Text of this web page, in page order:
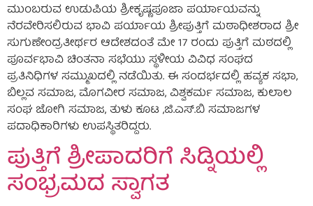
ಮುಂಬರುವ ಉಡುಪಿಯ ಶ್ರೀಕೃಷ್ಣಪೂಜಾ ಪರ್ಯಾಯವನ್ನು
ನೆರವೇರಿಸಲಿರುವ ಭಾವಿ ಪರ್ಯಾಯ ಶ್ರೀಪುತ್ತಿಗೆ ಮಠಾಧೀಶರಾದ ಶ್ರೀ
ಸುಗುಣೇಂದ್ರತೀರ್ಥರ ಆದೇಶದಂತೆ ಮೇ 17 ರಂದು ಪುತ್ತಿಗೆ ಮಠದಲ್ಲಿ
ಪೂರ್ವಭಾವಿ ಚಿಂತನಾ ಸಭೆಯು ಸ್ಥಳೀಯ ವಿವಿಧ ಸಂಘದ
ಪ್ರತಿನಿಧಿಗಳ ಸಮ್ಮುಖದಲ್ಲಿ ನಡೆಯಿತು. ಈ ಸಂದರ್ಭದಲ್ಲಿ ಹವ್ಯಕ ಸಭಾ,
ಬಿಲ್ಲವ ಸಮಾಜ, ಮೊಗವೀರ ಸಮಾಜ, ವಿಶ್ವಕರ್ಮ ಸಮಾಜ, ಕುಲಾಲ
ಸಂಘ ಜೋಗಿ ಸಮಾಜ, ತುಳು ಕೂಟ ,ಜಿ.ಎಸ್.ಬಿ ಸಮಾಜಗಳ
ಪದಾಧಿಕಾರಿಗಳು ಉಪಸ್ಥಿತರಿದ್ದರು.
ಪುತ್ತಿಗೆ ಶ್ರೀಪಾದರಿಗೆ ಸಿಡ್ನಿಯಲ್ಲಿ
ಸಂಭ್ರಮದ ಸ್ವಾಗತ